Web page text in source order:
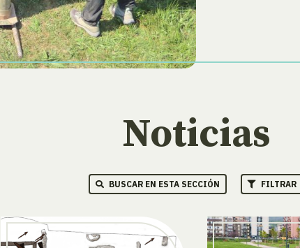
Noticias
BUSCAR EN ESTA SECCIÓN FILTRAR